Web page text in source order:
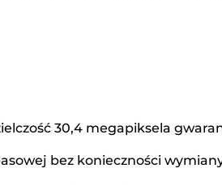
30,4 megapiksela
bez konieczności